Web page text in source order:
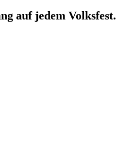
auf jedem Volksfest.